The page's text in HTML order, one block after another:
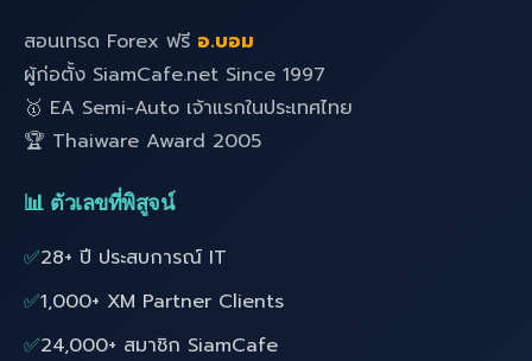
สอนเทรด Forex ฟรี อ.บอม
ผู้ก่อตั้ง SiamCafe.net Since 1997
🥇 EA Semi-Auto เจ้าแรกในประเทศไทย
🏆 Thaiware Award 2005
📊 ตัวเลขที่พิสูจน์
✅28+ ปี ประสบการณ์ IT
✅1,000+ XM Partner Clients
✅24,000+ สมาชิก SiamCafe